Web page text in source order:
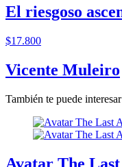
El riesgoso
$17.800
Vicente Muleiro
También te puede interesar